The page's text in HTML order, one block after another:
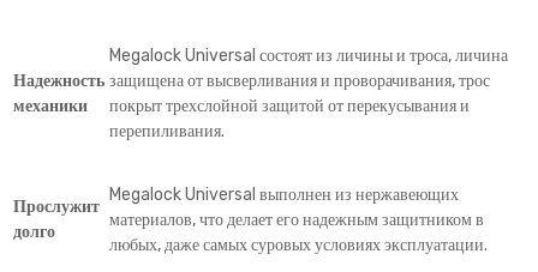
Надежность
механики
Megalock Universal состоят из личины и троса, личина
защищена от высверливания и проворачивания, трос
покрыт трехслойной защитой от перекусывания и
перепиливания.
Прослужит
долго
Megalock Universal выполнен из нержавеющих
материалов, что делает его надежным защитником в
любых, даже самых суровых условиях эксплуатации.